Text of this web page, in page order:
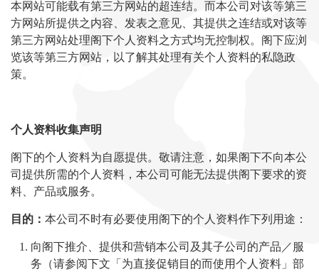
本网站可能载有第三方网站的超连结。而本公司对该等第三
方网站所提供之内容、发表之意见、其提供之连结或对该等
第三方网站处理阁下个人资料之方式均无控制权。阁下应浏
览该等第三方网站，以了解其处理有关个人资料的私隐政
策。
个人资料收集声明
阁下的个人资料为自愿提供。敬请注意，如果阁下不向本公
司提供所需的个人资料，本公司可能无法提供阁下要求的资
料、产品或服务。
目的： 本公司不时有必要使用阁下的个人资料作下列用途：
向阁下推介、提供和营销本公司及其子公司的产品／服
务（请参阅下文「为直接促销目的而使用个人资料」部